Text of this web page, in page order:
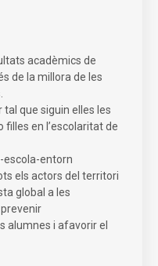
acadèmics de
de la millora de les
que siguin elles les
filles en l’escolaritat de
escola-entorn
els actors del territori
global a les
alumnes i afavorir el